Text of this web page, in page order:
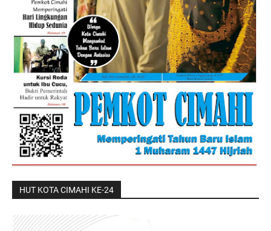
HUT KOTA CIMAHI KE-24